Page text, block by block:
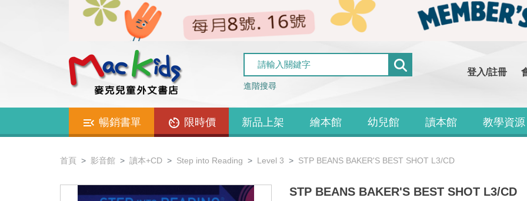
進階搜尋
登入/註冊
暢銷書單 限時價 新品上架 繪本館 幼兒館 讀本館 教學資源
首頁 影音館 讀本+CD Step into Reading Level 3 STP BEANS BAKER'S BEST SHOT L3/CD
STP BEANS BAKER'S BEST SHOT L3/CD